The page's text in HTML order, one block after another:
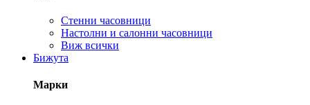
Стенни часовници
Настолни и салонни часовници
Виж всички
Бижута
Марки